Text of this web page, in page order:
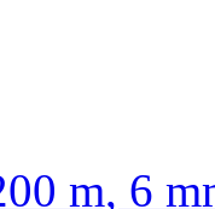
m, 6